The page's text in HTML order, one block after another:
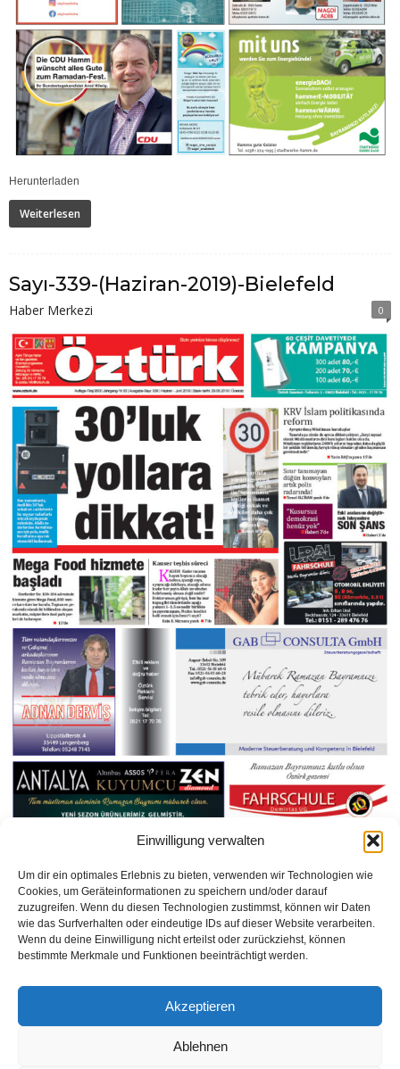
Einwilligung verwalten
Um dir ein optimales Erlebnis zu bieten, verwenden wir Technologien wie
Cookies, um Geräteinformationen zu speichern und/oder darauf
zuzugreifen. Wenn du diesen Technologien zustimmst, können wir Daten
wie das Surfverhalten oder eindeutige IDs auf dieser Website verarbeiten.
Wenn du deine Einwilligung nicht erteilst oder zurückziehst, können
bestimmte Merkmale und Funktionen beeinträchtigt werden.
Akzeptieren
Ablehnen
Herunterladen
Weiterlesen
Sayı-339-(Haziran-2019)-Bielefeld
Haber Merkezi 0
https://issuu.com/ozturkgazetesionline/docs/say__339__haziran_2019__bielef
eld
Weiterlesen